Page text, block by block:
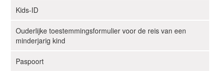
Kids-ID
Ouderlijke toestemmingsformulier voor de reis van een
minderjarig kind
Paspoort